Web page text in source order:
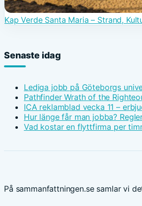
Kap Verde Santa Maria – Strand,
Senaste idag
Lediga jobb på Göteborgs
Pathfinder Wrath of the
ICA reklamblad vecka 11 –
Hur länge får man jobba?
Vad kostar en flyttfirma per
På sammanfattningen.se samlar vi